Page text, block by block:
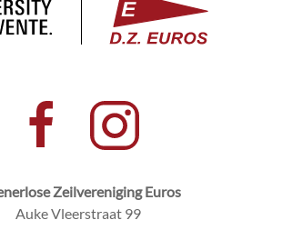
Zeilvereniging Euros
Auke Vleerstraat 99